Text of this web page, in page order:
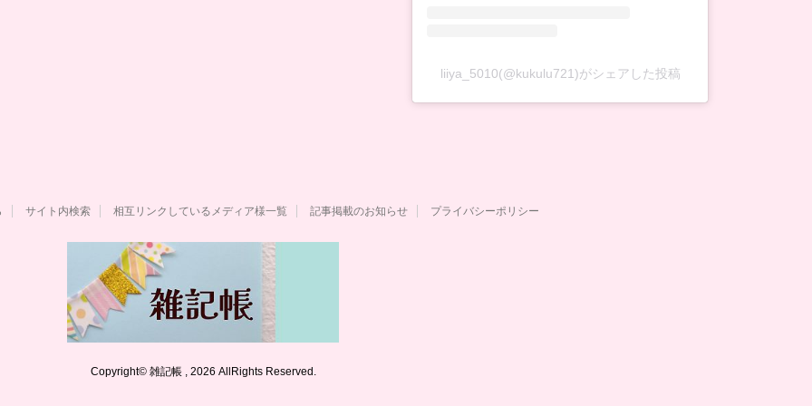
liiya_5010(@kukulu721)がシェアした投稿
サイト内検索 相互リンクしているメディア様一覧 記事掲載のお知らせ プライバシーポリシー
Copyright© 雑記帳 , 2026 AllRights Reserved.